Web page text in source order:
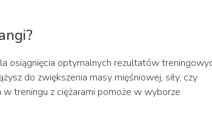
osiągnięcia optymalnych rezultatów
do zwiększenia masy mięśniowej, siły, czy
treningu z ciężarami pomoże w wyborze